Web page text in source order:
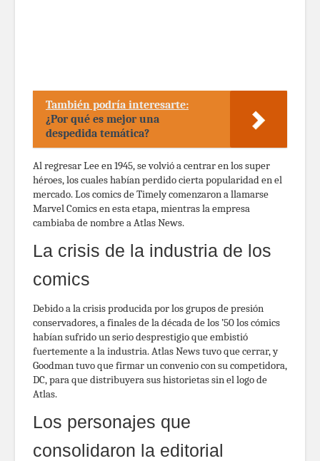
También podría interesarte:
¿Por qué es mejor una
despedida temática?
Al regresar Lee en 1945, se volvió a centrar en los super
héroes, los cuales habían perdido cierta popularidad en el
mercado. Los comics de Timely comenzaron a llamarse
Marvel Comics en esta etapa, mientras la empresa
cambiaba de nombre a Atlas News.
La crisis de la industria de los
comics
Debido a la crisis producida por los grupos de presión
conservadores, a finales de la década de los ’50 los cómics
habían sufrido un serio desprestigio que embistió
fuertemente a la industria. Atlas News tuvo que cerrar, y
Goodman tuvo que firmar un convenio con su competidora,
DC, para que distribuyera sus historietas sin el logo de
Atlas.
Los personajes que
consolidaron la editorial